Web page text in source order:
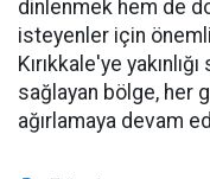
dinlenmek hem de
isteyenler için
Kırıkkale'ye
sağlayan bölge, her
ağırlamaya devam